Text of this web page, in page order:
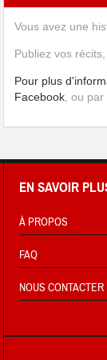
Vous avez une
Publiez vos
Pour plus
Facebook, ou par
EN SAVOIR
À PROPOS
FAQ
NOUS CONTACTER